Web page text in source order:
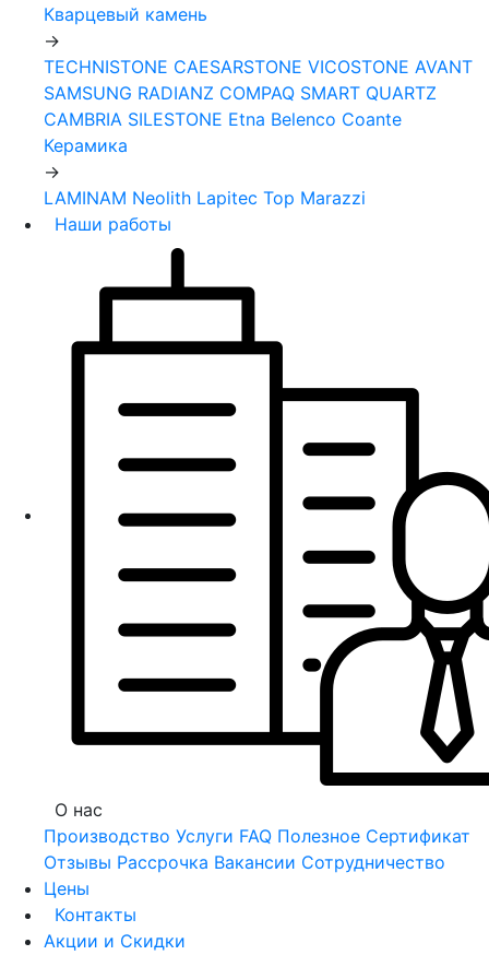
Кварцевый камень
->
TECHNISTONE CAESARSTONE VICOSTONE AVANT
SAMSUNG RADIANZ COMPAQ SMART QUARTZ
CAMBRIA SILESTONE Etna Belenco Coante
Керамика
->
LAMINAM Neolith Lapitec Top Marazzi
Наши работы
О нас
Производство Услуги FAQ Полезное Сертификат
Отзывы Рассрочка Вакансии Сотрудничество
Цены
Контакты
Акции и Скидки